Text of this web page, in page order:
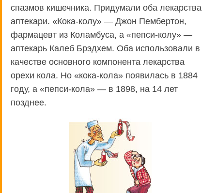
спазмов кишечника. Придумали оба лекарства
аптекари. «Кока-колу» — Джон Пембертон,
фармацевт из Коламбуса, а «пепси-колу» —
аптекарь Калеб Брэдхем. Оба использовали в
качестве основного компонента лекарства
орехи кола. Но «кока-кола» появилась в 1884
году, а «пепси-кола» — в 1898, на 14 лет
позднее.